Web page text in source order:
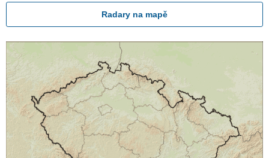
Radary na mapě